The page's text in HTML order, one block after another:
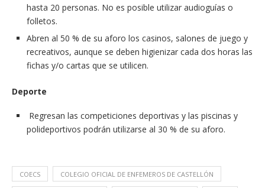
hasta 20 personas. No es posible utilizar audioguías o
folletos.
Abren al 50 % de su aforo los casinos, salones de juego y
recreativos, aunque se deben higienizar cada dos horas las
fichas y/o cartas que se utilicen.
Deporte
Regresan las competiciones deportivas y las piscinas y
polideportivos podrán utilizarse al 30 % de su aforo.
COECS COLEGIO OFICIAL DE ENFEMEROS DE CASTELLÓN